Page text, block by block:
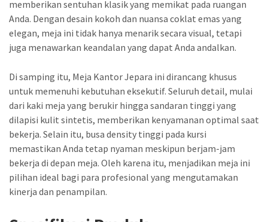
memberikan sentuhan klasik yang memikat pada ruangan
Anda. Dengan desain kokoh dan nuansa coklat emas yang
elegan, meja ini tidak hanya menarik secara visual, tetapi
juga menawarkan keandalan yang dapat Anda andalkan.
Di samping itu, Meja Kantor Jepara ini dirancang khusus
untuk memenuhi kebutuhan eksekutif. Seluruh detail, mulai
dari kaki meja yang berukir hingga sandaran tinggi yang
dilapisi kulit sintetis, memberikan kenyamanan optimal saat
bekerja. Selain itu, busa density tinggi pada kursi
memastikan Anda tetap nyaman meskipun berjam-jam
bekerja di depan meja. Oleh karena itu, menjadikan meja ini
pilihan ideal bagi para profesional yang mengutamakan
kinerja dan penampilan.